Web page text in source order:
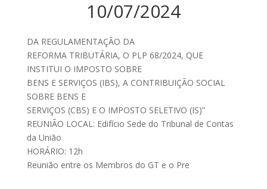
10/07/2024
DA REGULAMENTAÇÃO DA
REFORMA TRIBUTÁRIA, O PLP 68/2024, QUE
INSTITUI O IMPOSTO SOBRE
BENS E SERVIÇOS (IBS), A CONTRIBUIÇÃO SOCIAL
SOBRE BENS E
SERVIÇOS (CBS) E O IMPOSTO SELETIVO (IS)”
REUNIÃO LOCAL: Edifício Sede do Tribunal de Contas
da União
HORÁRIO: 12h
Reunião entre os Membros do GT e o Pre